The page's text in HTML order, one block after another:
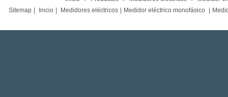
Sitemap
Inicio Medidores eléctricos Medidor eléctrico monofásico